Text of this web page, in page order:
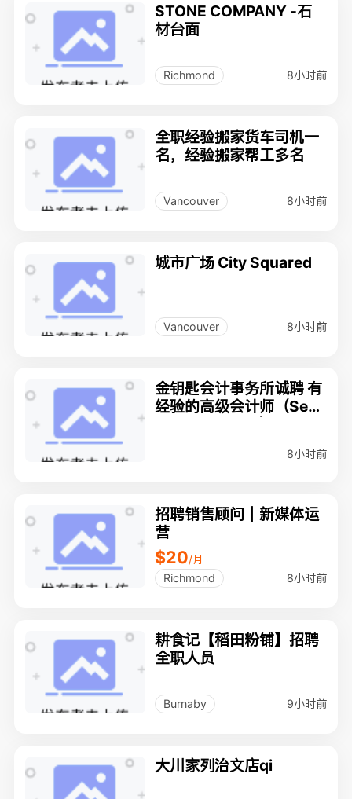
STONE COMPANY -石
材台面
Richmond 8小时前
全职经验搬家货车司机一
名，经验搬家帮工多名
Vancouver 8小时前
城市广场 City Squared
Vancouver 8小时前
金钥匙会计事务所诚聘 有
经验的高级会计师（Seni
8小时前
招聘销售顾问｜新媒体运
营
$20/月
Richmond
8小时前
耕食记【稻田粉铺】招聘
全职人员
Burnaby 9小时前
大川家列治文店qi